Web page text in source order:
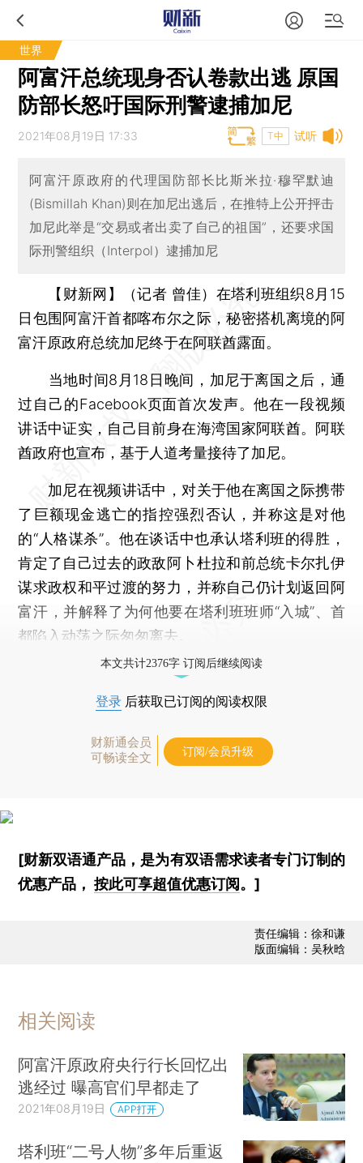
世界
阿富汗总统现身否认卷款出逃 原国
防部长怒吁国际刑警逮捕加尼
试听
2021年08月19日 17:33 T中
阿富汗原政府的代理国防部长比斯米拉·穆罕默迪
(Bismillah Khan)则在加尼出逃后，在推特上公开抨击
加尼此举是“交易或者出卖了自己的祖国”，还要求国
际刑警组织（Interpol）逮捕加尼
【财新网】（记者 曾佳） 在塔利班组织8月15
日包围阿富汗首都喀布尔之际，秘密搭机离境的阿
富汗原政府总统加尼终于在阿联酋露面。
当地时间8月18日晚间，加尼于离国之后，通
过自己的Facebook页面首次发声。他在一段视频
讲话中证实，自己目前身在海湾国家阿联酋。阿联
酋政府也宣布，基于人道考量接待了加尼。
加尼在视频讲话中，对关于他在离国之际携带
了巨额现金逃亡的指控强烈否认，并称这是对他
的“人格谋杀”。他在谈话中也承认塔利班的得胜，
肯定了自己过去的政敌阿卜杜拉和前总统卡尔扎伊
谋求政权和平过渡的努力，并称自己仍计划返回阿
富汗，并解释了为何他要在塔利班班师“入城”、首
都陷入动荡之际匆匆离去。
本文共计2376字 订阅后继续阅读
登录 后获取已订阅的阅读权限
财新通会员
可畅读全文
订阅/会员升级
[财新双语通产品，是为有双语需求读者专门订制的
优惠产品，按此可享超值优惠订阅 。]
责任编辑：徐和谦
版面编辑：吴秋晗
相关阅读
阿富汗原政府央行行长回忆出
逃经过 曝高官们早都走了
2021年08月19日 APP打开
塔利班“二号人物”多年后重返